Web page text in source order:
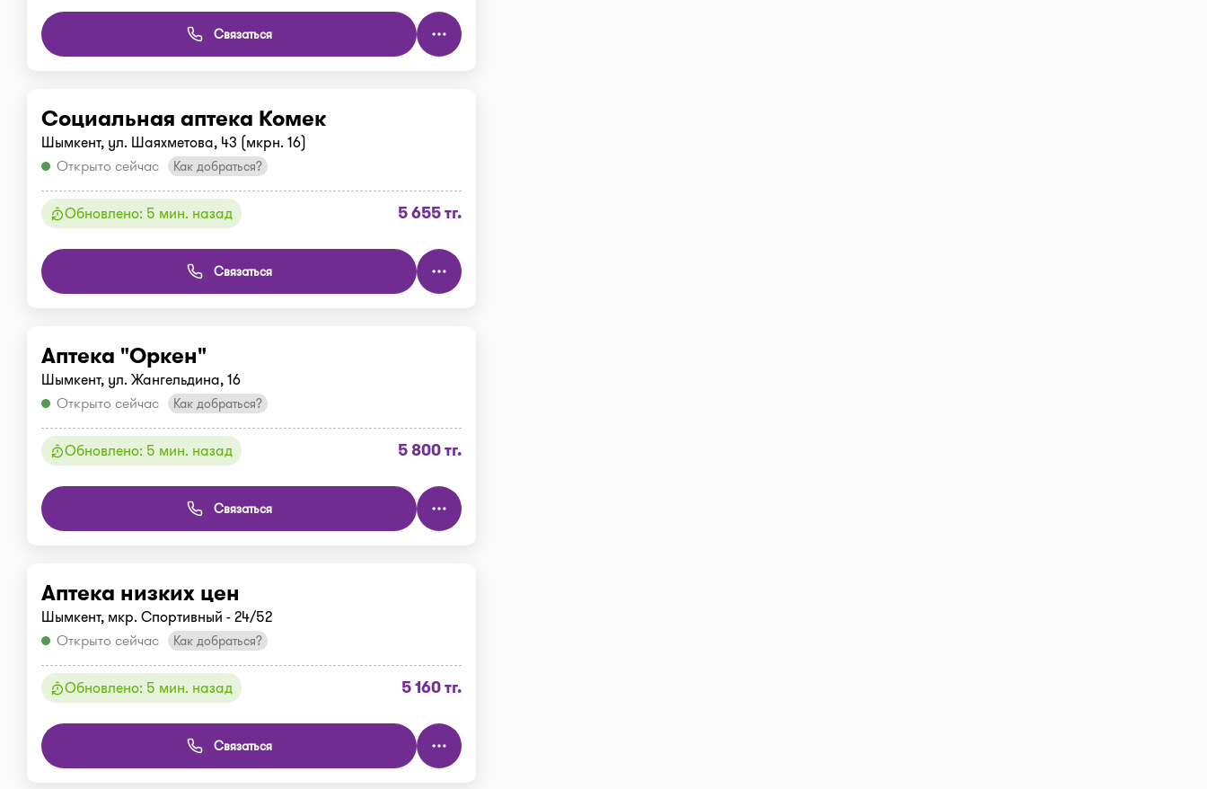
Связаться
Социальная аптека Комек
Шымкент, ул. Шаяхметова, 43 (мкрн. 16)
Открыто сейчас
Как добраться?
Обновлено: 5 мин. назад 5 655 тг.
Связаться
Аптека "Оркен"
Шымкент, ул. Жангельдина, 16
Открыто сейчас
Как добраться?
Обновлено: 5 мин. назад 5 800 тг.
Связаться
Аптека низких цен
Шымкент, мкр. Спортивный - 24/52
Открыто сейчас
Как добраться?
Обновлено: 5 мин. назад 5 160 тг.
Связаться